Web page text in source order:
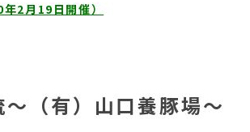
2月19日開催）
（有）山口養豚場～